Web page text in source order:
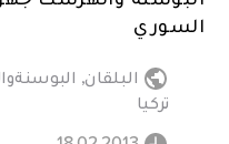
السوري
البلقان,
تركيا